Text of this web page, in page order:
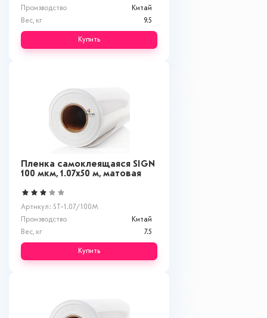
Производство
Китай
Вес, кг
9.5
Купить
Пленка самоклеящаяся SIGN
100 мкм, 1.07x50 м, матовая
Артикул: ST-1.07/100M
Производство
Китай
Вес, кг
7.5
Купить